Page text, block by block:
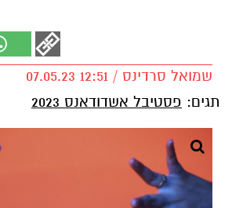
שמואל סרדינס / 12:51 07.05.23
תגים: פסטיבל אשדודאנס 2023